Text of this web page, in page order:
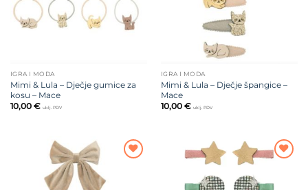
IGRA I MODA
Mimi & Lula – Dječje gumice za
kosu – Mace
10,00 € uklj. PDV
IGRA I MODA
Mimi & Lula – Dječje špangice –
Mace
10,00 € uklj. PDV
želja